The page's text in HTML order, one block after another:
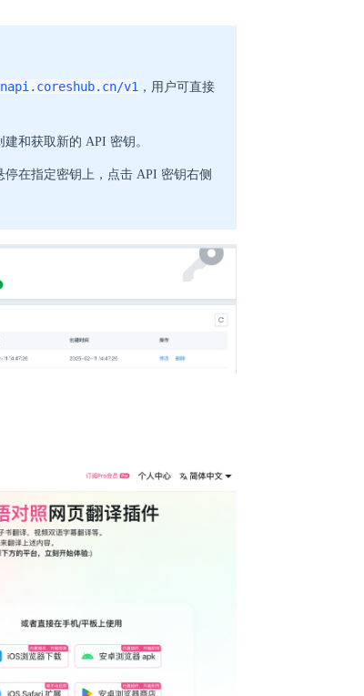
v1 ，用户可直接
建和获取新的 API 密钥。
在指定密钥上，点击 API 密钥右侧